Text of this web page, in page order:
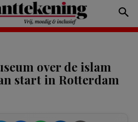
over de islam
start in Rotterdam